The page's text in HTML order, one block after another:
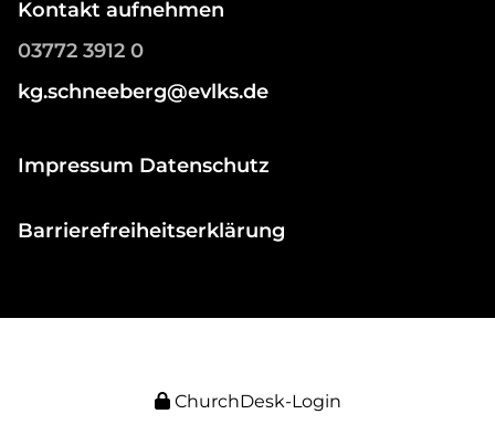
Kontakt aufnehmen
03772 3912 0
kg.schneeberg@evlks.de
Impressum Datenschutz
Barrierefreiheitserklärung
ChurchDesk-Login